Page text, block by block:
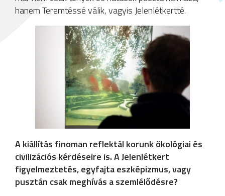
hanem Teremtéssé válik, vagyis Jelenlétkertté.
A kiállítás finoman reflektál korunk ökológiai és
civilizációs kérdéseire is. A Jelenlétkert
figyelmeztetés, egyfajta eszképizmus, vagy
pusztán csak meghívás a szemlélődésre?